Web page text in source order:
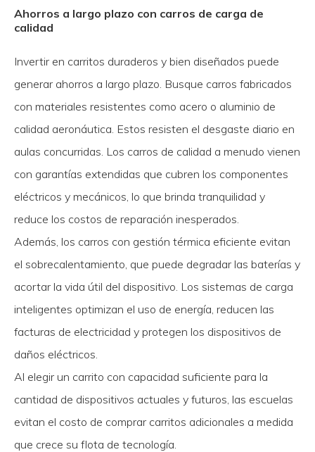
Ahorros a largo plazo con carros de carga de
calidad
Invertir en carritos duraderos y bien diseñados puede
generar ahorros a largo plazo. Busque carros fabricados
con materiales resistentes como acero o aluminio de
calidad aeronáutica. Estos resisten el desgaste diario en
aulas concurridas. Los carros de calidad a menudo vienen
con garantías extendidas que cubren los componentes
eléctricos y mecánicos, lo que brinda tranquilidad y
reduce los costos de reparación inesperados.
Además, los carros con gestión térmica eficiente evitan
el sobrecalentamiento, que puede degradar las baterías y
acortar la vida útil del dispositivo. Los sistemas de carga
inteligentes optimizan el uso de energía, reducen las
facturas de electricidad y protegen los dispositivos de
daños eléctricos.
Al elegir un carrito con capacidad suficiente para la
cantidad de dispositivos actuales y futuros, las escuelas
evitan el costo de comprar carritos adicionales a medida
que crece su flota de tecnología.